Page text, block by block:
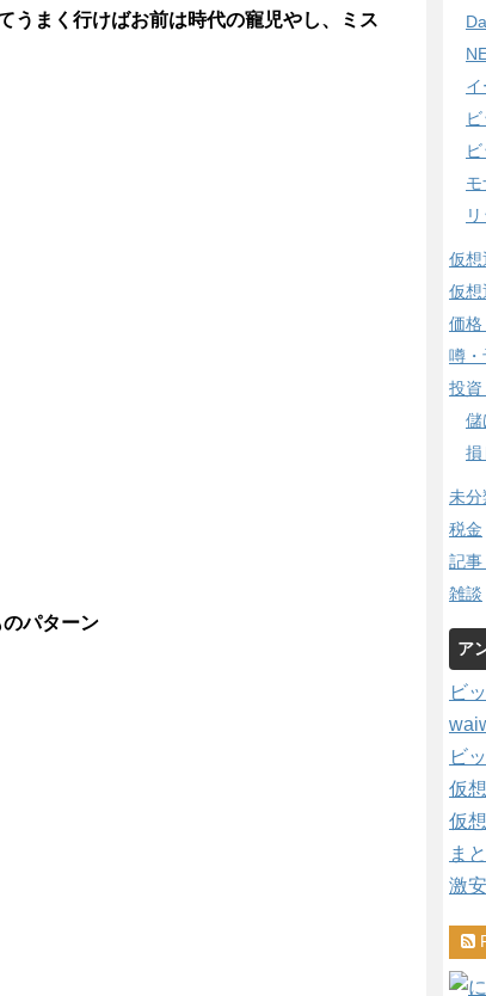
うまく行けばお前は時代の寵児やし、ミス
パターン
仮想
仮想
価格
噂・
投資
儲
損
未分
税金
記事
雑談
ア
ビ
ビ
仮
仮
ま
激